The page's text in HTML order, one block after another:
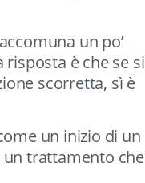
un po’
risposta è che se si
scorretta, sì è
un inizio di un
un trattamento che